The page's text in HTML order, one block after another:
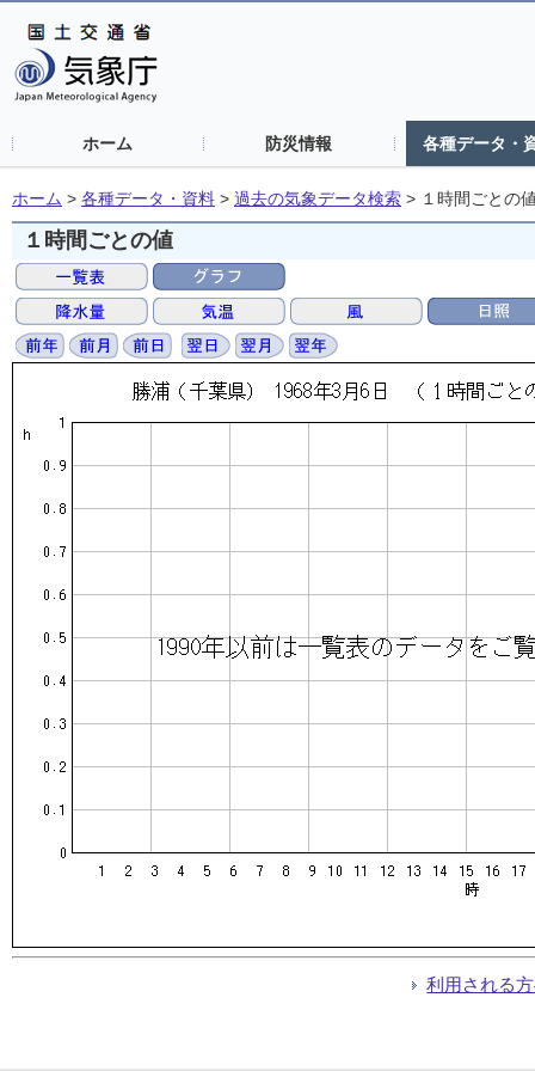
ホーム 防災情報 各種データ・
ホーム > 各種データ・資料 > 過去の気象データ検索 > １時間ごとの
１時間ごとの値
利用される